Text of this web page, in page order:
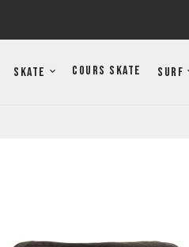
Skate Cours Skate Surf